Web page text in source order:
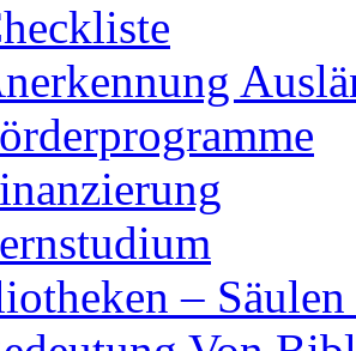
– Säulen